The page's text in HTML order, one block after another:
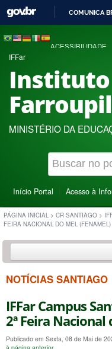
COMUNICA
ACESSIBILIDADE
IFFar
Instituto
MINISTÉRIO DA
Início Portal Acesso à
PÁGINA INICIAL > CR SANTIAGO >
FEIRA NACIONAL DO MEL (FENAMEL)
NOTÍCIAS SANTIAGO
IFFar Campus
2ª Feira Nacional
Publicado em Sexta, 08 de Mai de